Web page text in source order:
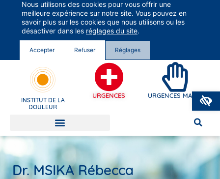
Groupe Vivalto Santé
Entre nous, la vie
INSTITUT DE LA
DOULEUR
URGENCES URGENCES MAINS
Dr. MSIKA Rébecca
Nous utilisons des cookies pour vous offrir une
meilleure expérience sur notre site. Vous pouvez en
savoir plus sur les cookies que nous utilisons ou les
désactiver dans les réglages du site.
Accepter Refuser Réglages